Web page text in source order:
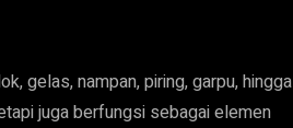
gelas, nampan, piring, garpu, hingga
juga berfungsi sebagai elemen